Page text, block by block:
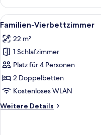
Doppelzimmer
(Movie
Theme)
Alle
Fotos
für
Familien-
Vierbettzimmer
anzeigen
6
Familien-Vierbettzimmer
22 m²
1 Schlafzimmer
Platz für 4 Personen
2 Doppelbetten
Kostenloses WLAN
Weitere Details
Weitere